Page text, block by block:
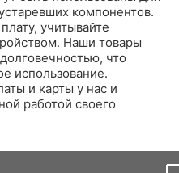
компонентов.
учитывайте
Наши товары
что
использование.
и карты у нас и
работой своего